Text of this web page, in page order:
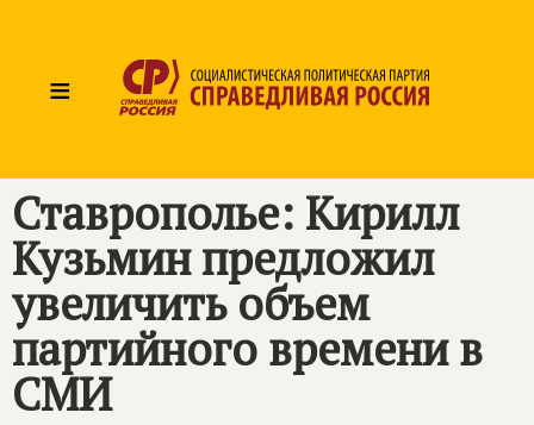
≡
Ставрополье: Кирилл
Кузьмин предложил
увеличить объем
партийного времени в
СМИ